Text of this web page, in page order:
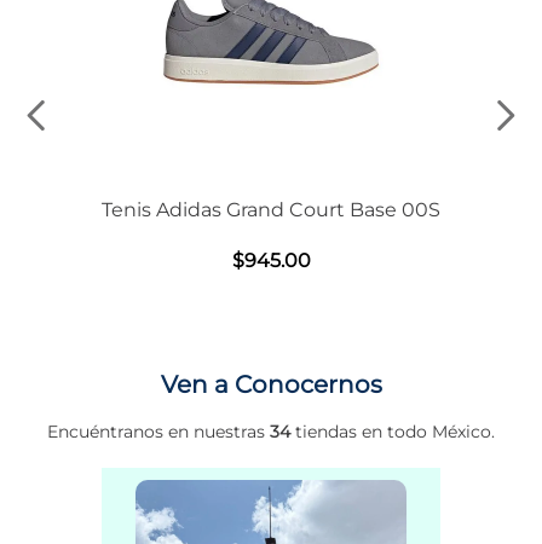
Tenis Adidas Grand Court Base 00S
$945.00
Ven a Conocernos
Encuéntranos en nuestras 34tiendas en todo México.